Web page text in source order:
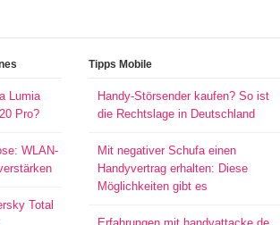
Lumia
Pro?
WLAN-
Total
Tipps Mobile
Handy-Störsender kaufen? So ist
die Rechtslage in Deutschland
Mit negativer Schufa einen
Handyvertrag erhalten: Diese
Möglichkeiten gibt es